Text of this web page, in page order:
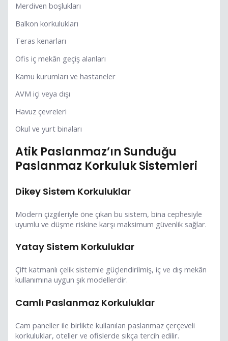
Merdiven boşlukları
Balkon korkulukları
Teras kenarları
Ofis iç mekân geçiş alanları
Kamu kurumları ve hastaneler
AVM içi veya dışı
Havuz çevreleri
Okul ve yurt binaları
Atik Paslanmaz’ın Sunduğu
Paslanmaz Korkuluk Sistemleri
Dikey Sistem Korkuluklar
Modern çizgileriyle öne çıkan bu sistem, bina cephesiyle
uyumlu ve düşme riskine karşı maksimum güvenlik sağlar.
Yatay Sistem Korkuluklar
Çift katmanlı çelik sistemle güçlendirilmiş, iç ve dış mekân
kullanımına uygun şık modellerdir.
Camlı Paslanmaz Korkuluklar
Cam paneller ile birlikte kullanılan paslanmaz çerçeveli
korkuluklar, oteller ve ofislerde sıkça tercih edilir.